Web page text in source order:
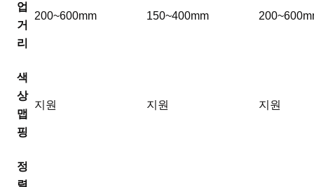
업
거
리
200~600mm 150~400mm
색
상
맵
핑
지원 지원 지원
정